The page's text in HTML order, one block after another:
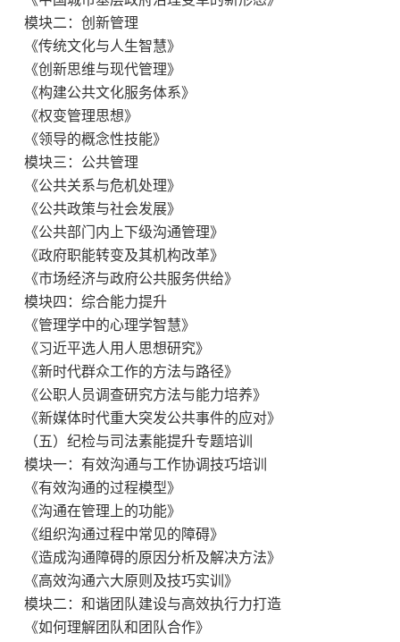
模块二：创新管理
《传统文化与人生智慧》
《创新思维与现代管理》
《构建公共文化服务体系》
《权变管理思想》
《领导的概念性技能》
模块三：公共管理
《公共关系与危机处理》
《公共政策与社会发展》
《公共部门内上下级沟通管理》
《政府职能转变及其机构改革》
《市场经济与政府公共服务供给》
模块四：综合能力提升
《管理学中的心理学智慧》
《习近平选人用人思想研究》
《新时代群众工作的方法与路径》
《公职人员调查研究方法与能力培养》
《新媒体时代重大突发公共事件的应对》
（五）纪检与司法素能提升专题培训
模块一：有效沟通与工作协调技巧培训
《有效沟通的过程模型》
《沟通在管理上的功能》
《组织沟通过程中常见的障碍》
《造成沟通障碍的原因分析及解决方法》
《高效沟通六大原则及技巧实训》
模块二：和谐团队建设与高效执行力打造
《如何理解团队和团队合作》